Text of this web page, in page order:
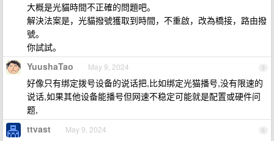
大概是光貓時間不正確的問題吧。
解決法案是，光貓撥號獲取到時間，不重啟，改為橋接，路由撥
號。
你試試。
5
YuushaTao May 9, 2024
好像只有绑定拨号设备的说话把,比如绑定光猫播号,没有限速的
说话,如果其他设备能播号但网速不稳定可能就是配置或硬件问
题,
6
ttvast May 9, 2024